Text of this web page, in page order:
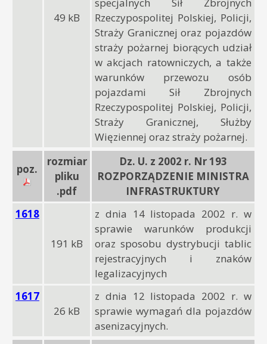
49 kB
Rzeczypospolitej Polskiej, Policji,
Straży Granicznej oraz pojazdów
straży pożarnej biorących udział
w akcjach ratowniczych, a także
warunków przewozu osób
pojazdami Sił Zbrojnych
Rzeczypospolitej Polskiej, Policji,
Straży Granicznej, Służby
Więziennej oraz straży pożarnej.
poz.
rozmiar
pliku
.pdf
Dz. U. z 2002 r. Nr 193
ROZPORZĄDZENIE MINISTRA
INFRASTRUKTURY
1618
191 kB
z dnia 14 listopada 2002 r. w
sprawie warunków produkcji
oraz sposobu dystrybucji tablic
rejestracyjnych i znaków
legalizacyjnych
1617
26 kB
z dnia 12 listopada 2002 r. w
sprawie wymagań dla pojazdów
asenizacyjnych.